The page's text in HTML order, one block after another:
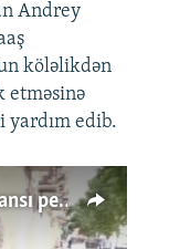
Andrey
köləlikdən
etməsinə
yardım edib.
Qul əməyi deyəndə göz önünə hansı peşə gəlir?